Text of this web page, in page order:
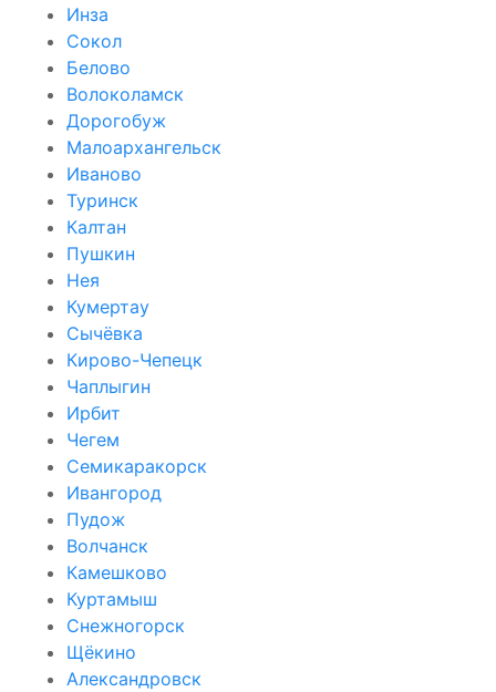
Инза
Сокол
Белово
Волоколамск
Дорогобуж
Малоархангельск
Иваново
Туринск
Калтан
Пушкин
Нея
Кумертау
Сычёвка
Кирово-Чепецк
Чаплыгин
Ирбит
Чегем
Семикаракорск
Ивангород
Пудож
Волчанск
Камешково
Куртамыш
Снежногорск
Щёкино
Александровск